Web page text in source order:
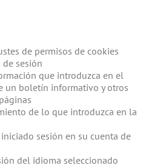
de permisos de cookies
de sesión
que introduzca en el
un boletín informativo y otros
de lo que introduzca en la
sesión en su cuenta de
del idioma seleccionado